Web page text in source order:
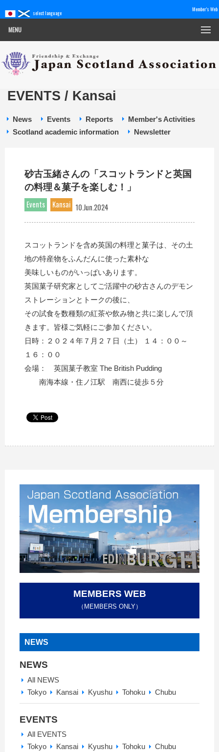
select language
Member's Web
MENU
EVENTS / Kansai
News Events Reports
Member's Activities
Scotland academic information
Newsletter
砂古玉緒さんの「スコットランドと英国
の料理＆菓子を楽しむ！」
Events
Kansai 10.Jun.2024
スコットランドを含め英国の料理と菓子は、その土
地の特産物をふんだんに使った素朴な
美味しいものがいっぱいあります。
英国菓子研究家としてご活躍中の砂古さんのデモン
ストレーションとトークの後に、
その試食を数種類の紅茶や飲み物と共に楽しんで頂
きます。皆様ご気軽にご参加ください。
日時：２０２４年７月２７日（土） １４：００～
１６：００
会場： 英国菓子教室 The British Pudding
南海本線・住ノ江駅 南西に徒歩５分
MEMBERS WEB
（MEMBERS ONLY）
NEWS
NEWS
All NEWS
Tokyo
Kansai Kyushu Tohoku Chubu
EVENTS
All EVENTS
Tokyo
Kansai Kyushu Tohoku Chubu